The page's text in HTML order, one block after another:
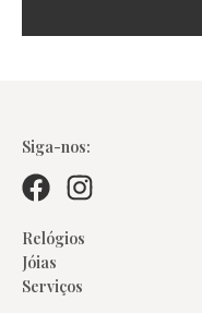
Siga-nos:
Relógios
Jóias
Serviços